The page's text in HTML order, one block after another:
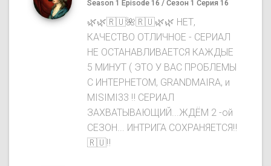
Season 1 Episode 16 / Сезон 1 Серия 16
🌿🌿🇷🇺🌺🇷🇺🌿🌿 НЕТ,
КАЧЕСТВО ОТЛИЧНОЕ - СЕРИАЛ
НЕ ОСТАНАВЛИВАЕТСЯ КАЖДЫЕ
5 МИНУТ ( ЭТО У ВАС ПРОБЛЕМЫ
С ИНТЕРНЕТОМ, GRANDMAIRA, и
MISIMI33 ‼️ СЕРИАЛ
ЗАХВАТЫВАЮЩИЙ...ЖДЁМ 2 -ой
СЕЗОН... ИНТРИГА СОХРАНЯЕТСЯ‼️
🇷🇺‼️